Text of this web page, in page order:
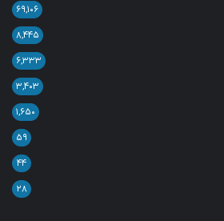
۶۹,۱۰۶
۸,۴۴۵
۶,۳۳۳
۳,۴۰۳
۱,۶۵۰
۵۹
۴۴
۲۸